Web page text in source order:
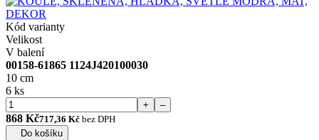
Kód varianty
Velikost
V balení
00158-61865 1124J420100030
10 cm
6 ks
+ –
868 Kč717,36 Kč bez DPH
Do košíku